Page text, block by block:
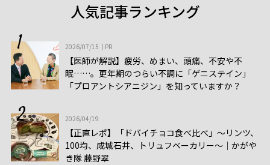
人気記事ランキング
2026/07/15 PR
【医師が解説】疲労、めまい、頭痛、不安や不
眠……。更年期のつらい不調に「ゲニステイン」
「プロアントシアニジン」を知っていますか？
2026/04/19
【正直レポ】「ドバイチョコ食べ比べ」～リンツ、
100均、成城石井、トリュフベーカリー～｜かがや
き隊 藤野翠